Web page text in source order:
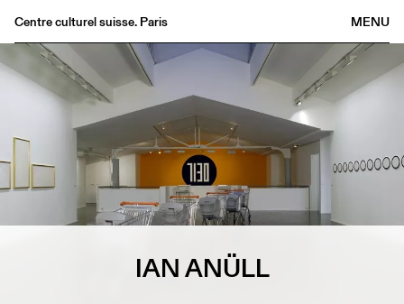
MENU
Centre culturel suisse. Paris
Agenda
Librairie
Archives
Médiathèque
Informations
IAN ANÜLL